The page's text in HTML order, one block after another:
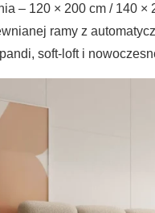
– 120 × 200 cm / 140
ramy z
soft-loft i